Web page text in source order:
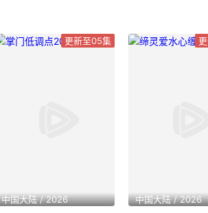
更新至05集
中国大陆 / 2026 中国大陆 / 2026